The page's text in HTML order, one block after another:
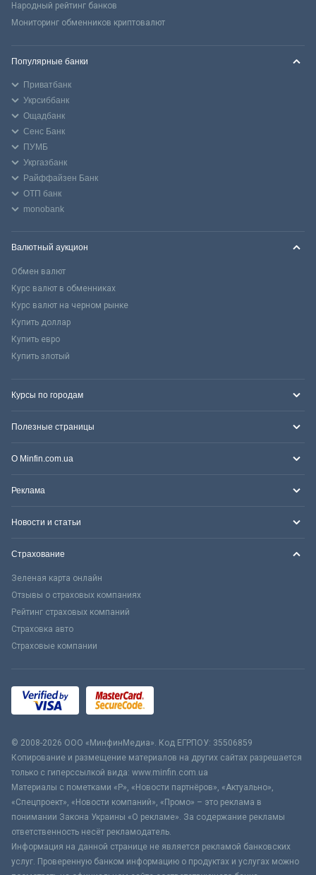
Народный рейтинг банков
Мониторинг обменников криптовалют
Популярные банки
Приватбанк
Укрсиббанк
Ощадбанк
Сенс Банк
ПУМБ
Укргазбанк
Райффайзен Банк
ОТП банк
monobank
Валютный аукцион
Обмен валют
Курс валют в обменниках
Курс валют на черном рынке
Купить доллар
Купить евро
Купить злотый
Курсы по городам
Полезные страницы
О Minfin.com.ua
Реклама
Новости и статьи
Страхование
Зеленая карта онлайн
Отзывы о страховых компаниях
Рейтинг страховых компаний
Страховка авто
Страховые компании
© 2008-2026 ООО «МинфинМедиа». Код ЕГРПОУ: 35506859
Копирование и размещение материалов на других сайтах разрешается
только с гиперссылкой вида: www.minfin.com.ua
Материалы с пометками «Р», «Новости партнёров», «Актуально»,
«Спецпроект», «Новости компаний», «Промо» – это реклама в
понимании Закона Украины «О рекламе». За содержание рекламы
ответственность несёт рекламодатель.
Информация на данной странице не является рекламой банковских
услуг. Проверенную банком информацию о продуктах и услугах можно